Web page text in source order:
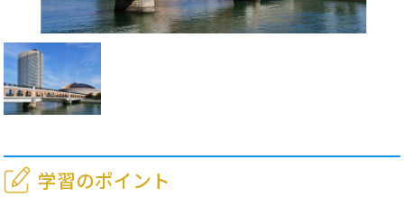
学習のポイント